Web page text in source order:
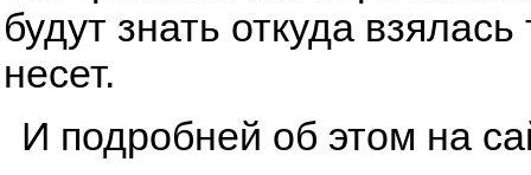
будут знать откуда
несет.
И подробней об этом на